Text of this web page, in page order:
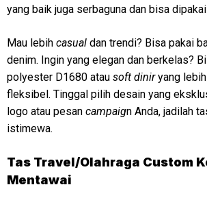
yang baik juga serbaguna dan bisa
Mau lebih casual dan trendi? Bisa pakai
denim. Ingin yang elegan dan berkelas?
polyester D1680 atau soft diniryang
fleksibel. Tinggal pilih desain yang
logo atau pesan campaign Anda, jadilah
istimewa.
Tas Travel/Olahraga Custom
Mentawai